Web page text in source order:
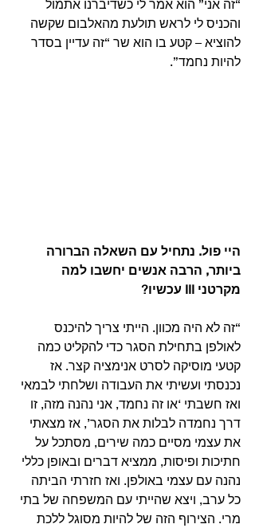
“זה אני” הוא אמר לי כשדיברנו אתמול
והכניס לי לראש תולעת מהאלבום שקשה
להוציא – קטע בו הוא שר “זה עדיין בסדר
להיות נחמד”.
היי פול. נתחיל עם השאלה הברורה
ביותר, הרבה אנשים יחשבו למה
מקרטני III עכשיו?
“זה לא היה מכוון. הייתי צריך להיכנס
לאולפן בתחילת הסגר כדי להקליט כמה
קטעי מוסיקה לסרט אנימציה קצר. אז
נכנסתי ועשיתי את העבודה ושלחתי לבמאי
ואז חשבתי ‘או זה נחמד, אני נהנה מזה, זו
דרך נחמדה לבלות את הסגר’, אז מצאתי
את עצמי מסיים כמה שירים, מסתכל על
חתיכות ופיסות, ממציא דברים ובאופן כללי
נהנה עם עצמי באולפן. ואז חזרתי הביתה
כל ערב, ויצא שהייתי עם המשפחה של בתי
מרי. הצירוף הזה של להיות מסוגל ללכת